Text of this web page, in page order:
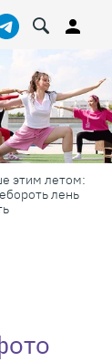
повар: 6
помогут